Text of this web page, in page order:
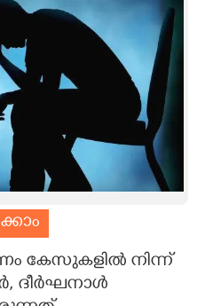
കേസുകളിൽ നിന്ന്
ദീർഘനാൾ